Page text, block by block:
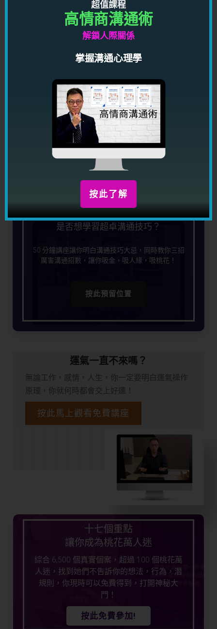
限時優惠期間，你只需要 HKD489.00（原價 4,960），
就可以學習强大的心理學控心術課程，幫助你控制別人想
法，在潛意識之中調校對方，讓對方做著你想他做的事
情！
按此馬上了解
是否想學習超卓溝通技巧？
50 分鐘講座讓你明白溝通技巧大忌，同時教你三招
厲害溝通招數，讓你吸金，吸人緣，吸桃花！
按此預留位置
運氣一直不來嗎？
無論工作，感情，人生，你一定要明白運氣操作
原理，你就何時都會交上好運！
按此馬上觀看免費講座
十七個重點
讓你成為桃花萬人迷
綜合 6,500 個真實個案，超過 100 個桃花萬
人迷，找到她們不告訴你的想法，行為，潛
規則，你現時可以免費得到，打開神秘大
門！
按此免費參加!
超值課程
高情商溝通術
解鎖人際關係
掌握溝通心理學
按此了解